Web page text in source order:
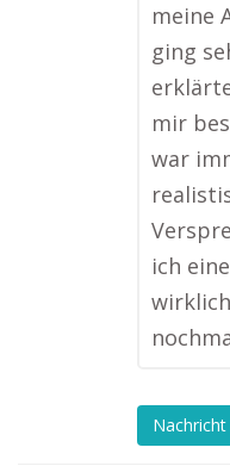
meine
ging
mir
war
ich